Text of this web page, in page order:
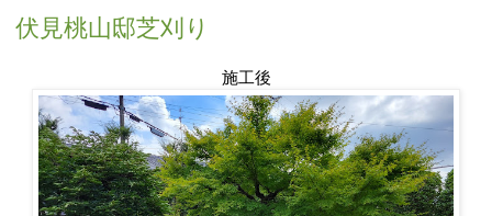
伏見桃山邸芝刈り
施工後